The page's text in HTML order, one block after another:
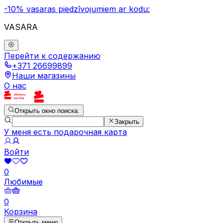
-10% vasaras piedzīvojumiem ar kodu:
VASARA
Перейти к содержанию
+371 26699899
Наши магазины
О нас
Открыть окно поиска.
Закрыть
У меня есть подарочная карта
Войти
0
Любимые
0
Корзина